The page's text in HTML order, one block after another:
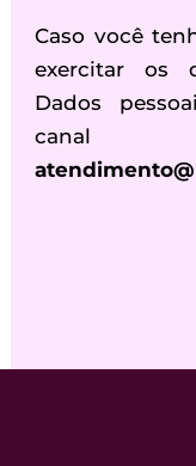
Caso você
exercitar os
Dados
canal